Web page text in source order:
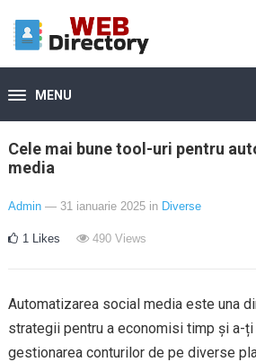
MENU
Cele mai bune tool-uri pentru
media
Admin — 31 ianuarie 2025 in Diverse
1 Likes 490Views
Automatizarea social media este una
strategii pentru a economisi timp și a-
gestionarea conturilor de pe diverse